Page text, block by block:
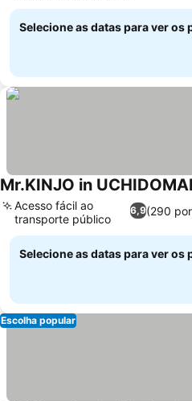
Selecione as datas para ver os
Mr.KINJO in
6,9(290
Acesso fácil ao
transporte público
Selecione as datas para ver os
Escolha popular